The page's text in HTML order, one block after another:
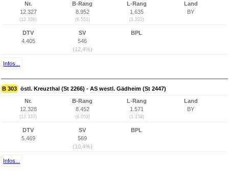
Nr.
12.327
(12.336)
B-Rang
8.952
(6.551)
L-Rang
1.635
(1.222)
Land
BY
DTV
4.405
SV
546
(12,4%)
BPL
Infos...
B 303 östl. Kreuzthal (St 2266) - AS westl. Gädheim (St 2447)
Nr.
12.328
(12.337)
B-Rang
8.452
(6.052)
L-Rang
1.571
(1.158)
Land
BY
DTV
5.469
SV
569
(10,4%)
BPL
Infos...